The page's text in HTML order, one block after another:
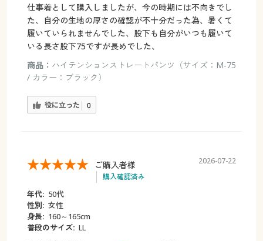
仕事着として購入しましたが、今の時期には不向きでし
た、自分の生地の厚さの確認が不十分だった為、暑くて
履いていられませんでした、股下も自分がいつも履いて
いる長さ股下75ですが長めでした、
商品： ハイテンションストレートパンツ（サイズ：M-75
/ カラー：ブラック）
役に立った 0
ご購入者様
購入確認済み
2026-07-22
年代: 50代
性別: 女性
身長: 160～165cm
普段のサイズ: LL